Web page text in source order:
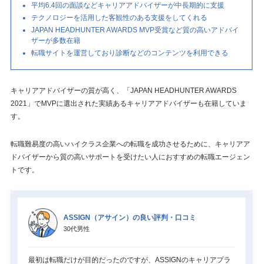
平均6.4回の面談などキャリアアドバイザーが中長期的に支援
テクノロジーを活用した客観性のある支援をしてくれる
JAPAN HEADHUNTER AWARDS MVP受賞など質の高いアドバイ
ザーが多数在籍
転職サイトを運営しており診断などのコンテンツを利用できる
キャリアアドバイザーの質が高く、「JAPAN HEADHUNTER AWARDS
2021」でMVPに選出された実績あるキャリアアドバイザーも在籍していま
す。
転職難易度の高いハイクラス企業への転職を成功させるために、キャリアア
ドバイザーから質の高いサポートを受けたい人におすすめの転職エージェン
トです。
ASSIGN（アサイン）の良い評判・口コミ
30代男性
最初は転職だけが目的だったのですが、ASSIGNのキャリアプラ